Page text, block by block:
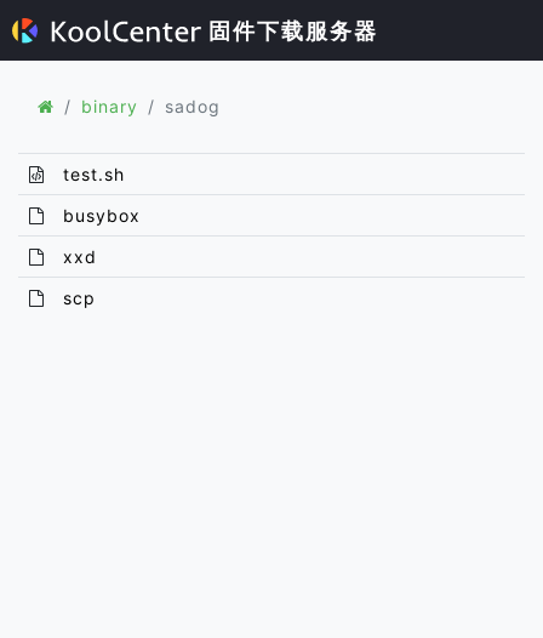
固件下载服务器
binary sadog
test.sh
busybox
xxd
scp